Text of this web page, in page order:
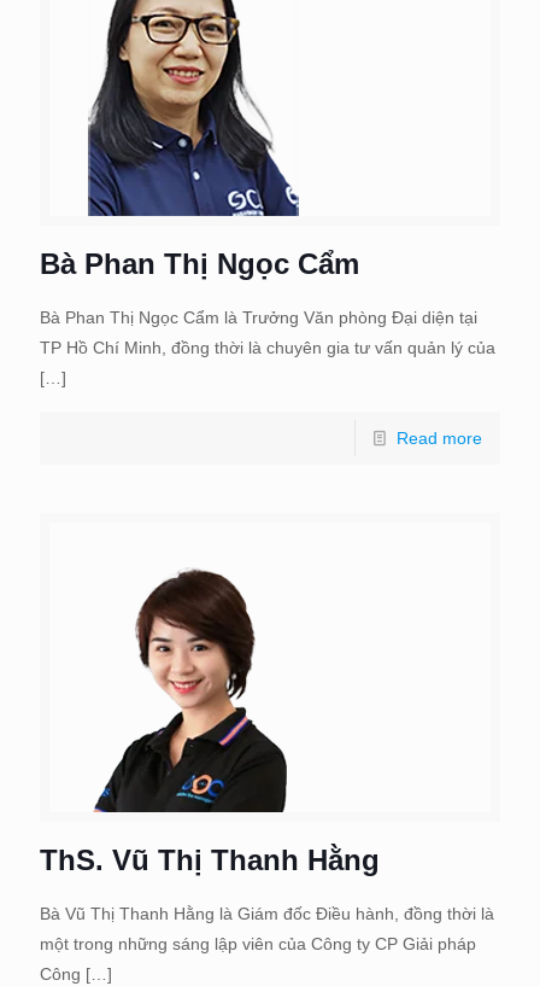
Bà Phan Thị Ngọc Cẩm
Bà Phan Thị Ngọc Cẩm là Trưởng Văn phòng Đại diện tại
TP Hồ Chí Minh, đồng thời là chuyên gia tư vấn quản lý của
[…]
Read more
ThS. Vũ Thị Thanh Hằng
Bà Vũ Thị Thanh Hằng là Giám đốc Điều hành, đồng thời là
một trong những sáng lập viên của Công ty CP Giải pháp
Công […]